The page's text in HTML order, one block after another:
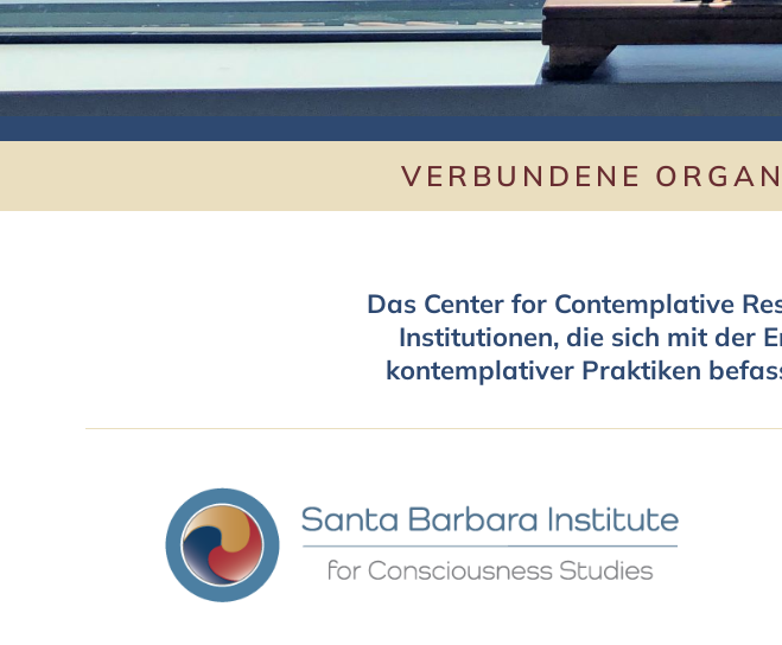
VERBUNDENE
Das Center for Contemplative
Institutionen, die sich mit der
kontemplativer Praktiken